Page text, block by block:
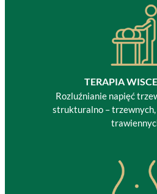
TERAPIA
Rozluźnianie napięć
strukturalno –